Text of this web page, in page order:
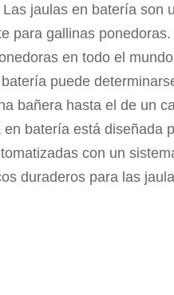
jaulas en batería son
para gallinas
en todo el
puede
bañera hasta el de un
batería está diseñada
con un
duraderos para las